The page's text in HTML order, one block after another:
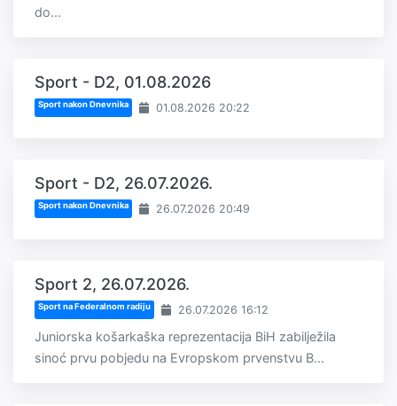
do...
Sport - D2, 01.08.2026
Sport nakon Dnevnika 01.08.2026 20:22
Sport - D2, 26.07.2026.
Sport nakon Dnevnika 26.07.2026 20:49
Sport 2, 26.07.2026.
Sport na Federalnom radiju 26.07.2026 16:12
Juniorska košarkaška reprezentacija BiH zabilježila
sinoć prvu pobjedu na Evropskom prvenstvu B...